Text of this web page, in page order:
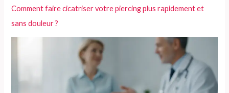
Comment faire cicatriser votre piercing plus rapidement et
sans douleur ?